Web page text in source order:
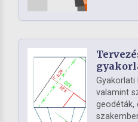
Gyakorlati
valamint
geodéták,